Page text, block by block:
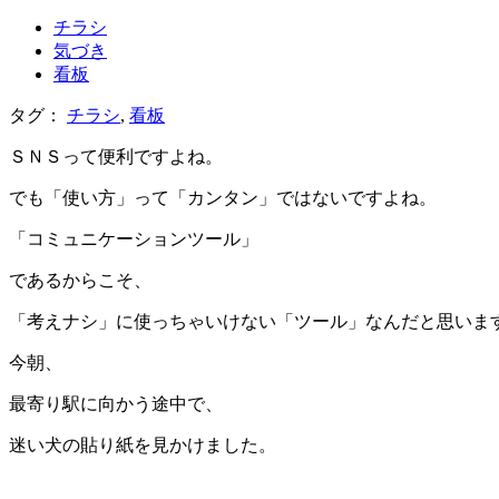
チラシ
気づき
看板
タグ： チラシ, 看板
ＳＮＳって便利ですよね。
でも「使い方」って「カンタン」ではないですよね。
「コミュニケーションツール」
であるからこそ、
「考えナシ」に使っちゃいけない「ツール」なんだと思いま
今朝、
最寄り駅に向かう途中で、
迷い犬の貼り紙を見かけました。